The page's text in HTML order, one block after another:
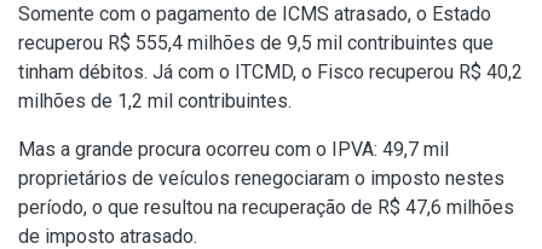
Somente com o pagamento de ICMS atrasado, o Estado
recuperou R$ 555,4 milhões de 9,5 mil contribuintes que
tinham débitos. Já com o ITCMD, o Fisco recuperou R$ 40,2
milhões de 1,2 mil contribuintes.
Mas a grande procura ocorreu com o IPVA: 49,7 mil
proprietários de veículos renegociaram o imposto nestes
período, o que resultou na recuperação de R$ 47,6 milhões
de imposto atrasado.